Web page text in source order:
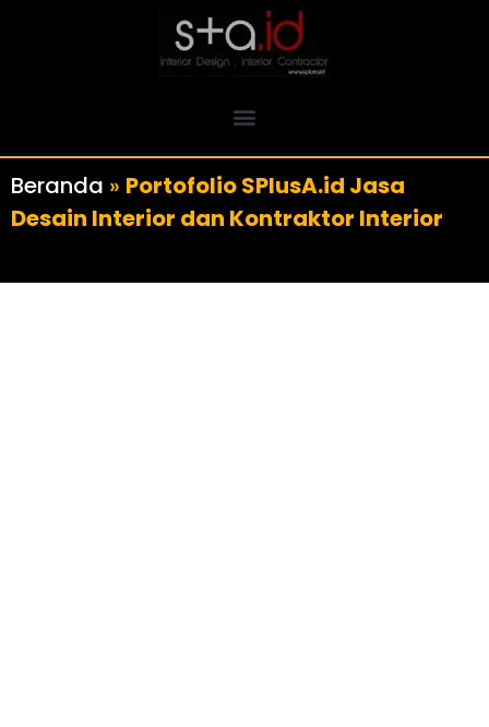
Beranda » Portofolio SPlusA.id Jasa
Desain Interior dan Kontraktor Interior